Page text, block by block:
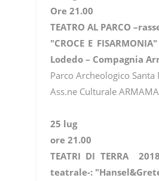
Ore 21.00
TEATRO AL PARCO
"CROCE E
Lodedo – Compagnia
Parco Archeologico
Ass.ne Culturale
25 lug
ore 21.00
TEATRI DI TERRA
teatrale-: